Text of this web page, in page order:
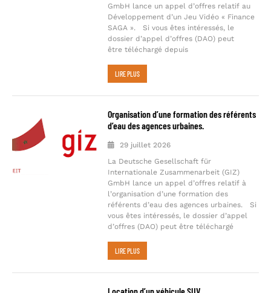
GmbH lance un appel d’offres relatif au
Développement d’un Jeu Vidéo « Finance
SAGA ». Si vous êtes intéressés, le
dossier d’appel d’offres (DAO) peut
être téléchargé depuis
LIRE PLUS
Organisation d’une formation des référents
d’eau des agences urbaines.
29 juillet 2026
La Deutsche Gesellschaft für
Internationale Zusammenarbeit (GIZ)
GmbH lance un appel d’offres relatif à
l’organisation d’une formation des
référents d’eau des agences urbaines. Si
vous êtes intéressés, le dossier d’appel
d’offres (DAO) peut être téléchargé
LIRE PLUS
Location d’un véhicule SUV